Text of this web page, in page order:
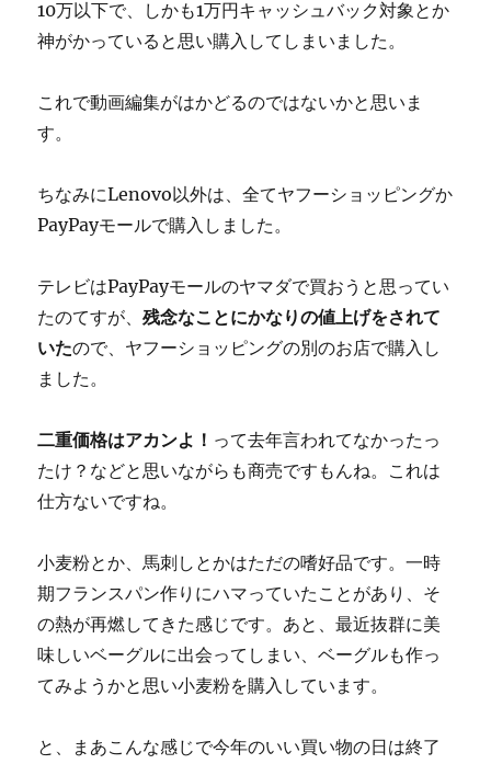
10万以下で、しかも1万円キャッシュバック対象とか
神がかっていると思い購入してしまいました。
これで動画編集がはかどるのではないかと思いま
す。
ちなみにLenovo以外は、全てヤフーショッピングか
PayPayモールで購入しました。
テレビはPayPayモールのヤマダで買おうと思ってい
たのてすが、残念なことにかなりの値上げをされて
いたので、ヤフーショッピングの別のお店で購入し
ました。
二重価格はアカンよ！ って去年言われてなかったっ
たけ？などと思いながらも商売ですもんね。これは
仕方ないですね。
小麦粉とか、馬刺しとかはただの嗜好品です。一時
期フランスパン作りにハマっていたことがあり、そ
の熱が再燃してきた感じです。あと、最近抜群に美
味しいベーグルに出会ってしまい、ベーグルも作っ
てみようかと思い小麦粉を購入しています。
と、まあこんな感じで今年のいい買い物の日は終了